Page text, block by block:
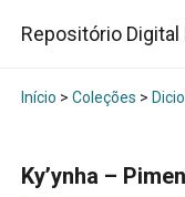
Repositório Digital
Início > Coleções >
Ky’ynha –